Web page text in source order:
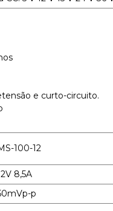
e curto-circuito.
100-12
8,5A
p